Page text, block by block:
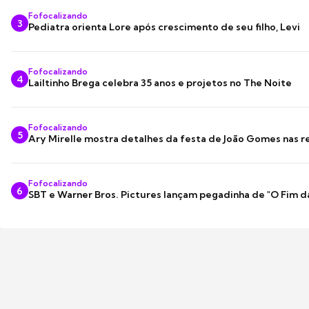
3
Fofocalizando
Pediatra orienta Lore após crescimento de seu filho, Levi
4
Fofocalizando
Lailtinho Brega celebra 35 anos e projetos no The Noite
5
Fofocalizando
Ary Mirelle mostra detalhes da festa de João Gomes nas
6
Fofocalizando
SBT e Warner Bros. Pictures lançam pegadinha de "O Fim